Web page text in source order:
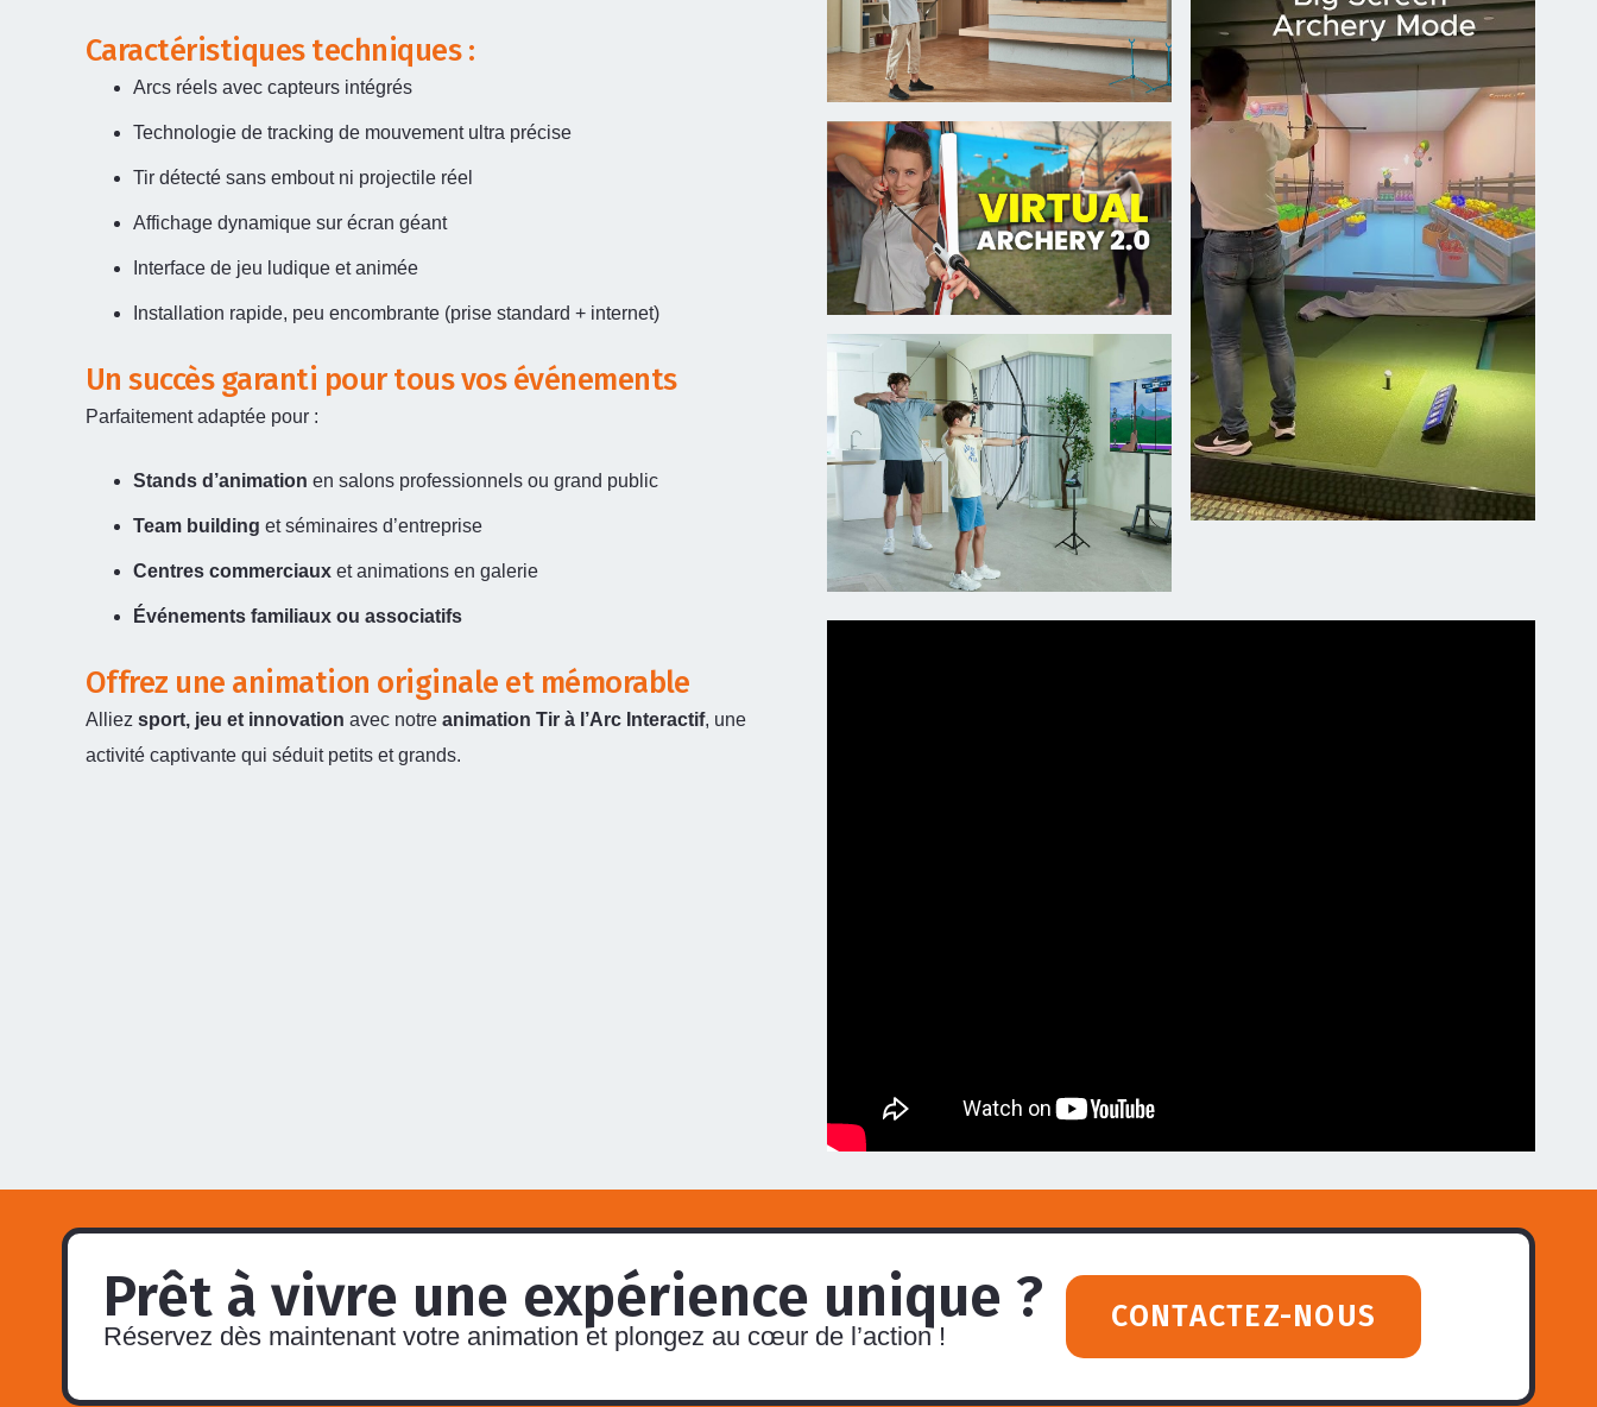
Caractéristiques techniques :
Arcs réels avec capteurs intégrés
Technologie de tracking de mouvement ultra précise
Tir détecté sans embout ni projectile réel
Affichage dynamique sur écran géant
Interface de jeu ludique et animée
Installation rapide, peu encombrante (prise standard + internet)
Un succès garanti pour tous vos événements
Parfaitement adaptée pour :
Stands d’animation en salons professionnels ou grand public
Team building et séminaires d’entreprise
Centres commerciaux et animations en galerie
Événements familiaux ou associatifs
Offrez une animation originale et mémorable
Alliez sport, jeu et innovation avec notre animation Tir à l’Arc Interactif, une
activité captivante qui séduit petits et grands.
Prêt à vivre une expérience unique ?
Réservez dès maintenant votre animation et plongez au cœur de l’action !
CONTACTEZ-NOUS